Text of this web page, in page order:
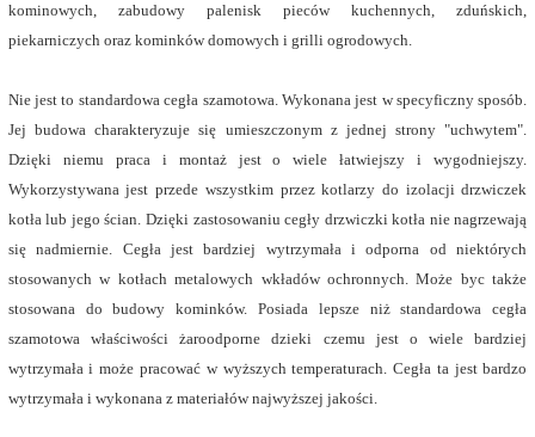
kominowych, zabudowy palenisk pieców kuchennych, zduńskich,
piekarniczych oraz kominków domowych i grilli ogrodowych.
Nie jest to standardowa cegła szamotowa. Wykonana jest w specyficzny sposób.
Jej budowa charakteryzuje się umieszczonym z jednej strony "uchwytem".
Dzięki niemu praca i montaż jest o wiele łatwiejszy i wygodniejszy.
Wykorzystywana jest przede wszystkim przez kotlarzy do izolacji drzwiczek
kotła lub jego ścian. Dzięki zastosowaniu cegły drzwiczki kotła nie nagrzewają
się nadmiernie. Cegła jest bardziej wytrzymała i odporna od niektórych
stosowanych w kotłach metalowych wkładów ochronnych. Może byc także
stosowana do budowy kominków. Posiada lepsze niż standardowa cegła
szamotowa właściwości żaroodporne dzieki czemu jest o wiele bardziej
wytrzymała i może pracować w wyższych temperaturach. Cegła ta jest bardzo
wytrzymała i wykonana z materiałów najwyższej jakości.